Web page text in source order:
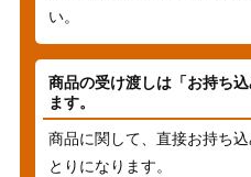
い。
商品の受け渡しは「お持ち
ます。
商品に関して、直接お持ち
とりになります。